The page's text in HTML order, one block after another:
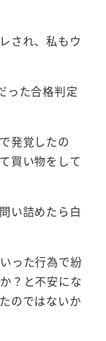
され、私もウ
った合格判定
発覚したの
買い物をして
い詰めたら白
った行為で紛
？と不安にな
のではないか